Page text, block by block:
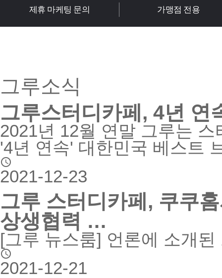
제휴 마케팅 문의 가맹점 전용
그루소식
그루스터디카페, 4년 연
2021년 12월 연말 그루는 스
'4년 연속' 대한민국 베스트

2021-12-23
그루 스터디카페, 쿠쿠
상생협력 …
[그루 뉴스룸] 언론에 소개

2021-12-21